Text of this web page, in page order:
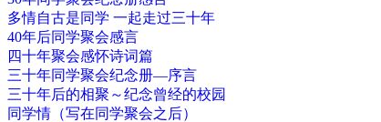
多情自古是同学 一起走过三十年
40年后同学聚会感言
四十年聚会感怀诗词篇
三十年同学聚会纪念册—序言
三十年后的相聚～纪念曾经的校园
同学情（写在同学聚会之后）